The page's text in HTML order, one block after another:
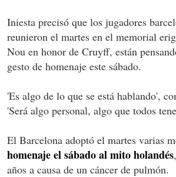
Iniesta precisó que los jugadores
reunieron el martes en el memorial
Nou en honor de Cruyff, están
gesto de homenaje este sábado.
'Es algo de lo que se está hablando',
'Será algo personal, algo que todos
El Barcelona adoptó el martes varias
homenaje el sábado al mito holandés
años a causa de un cáncer de pulmón.